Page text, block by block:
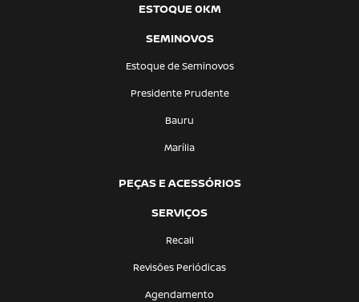
ESTOQUE 0KM
SEMINOVOS
Estoque de Seminovos
Presidente Prudente
Bauru
Marília
PEÇAS E ACESSÓRIOS
SERVIÇOS
Recall
Revisões Periódicas
Agendamento